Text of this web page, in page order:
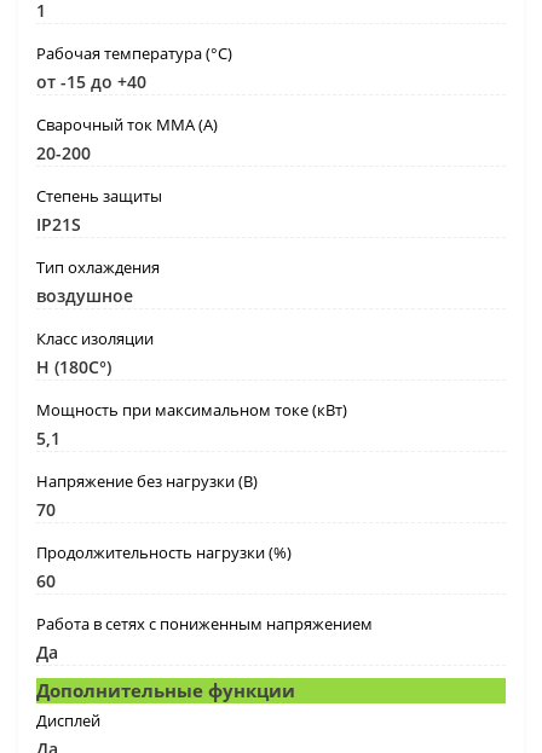
1
Рабочая температура (°C)
от -15 до +40
Сварочный ток MMA (А)
20-200
Степень защиты
IP21S
Тип охлаждения
воздушное
Класс изоляции
H (180C°)
Мощность при максимальном токе (кВт)
5,1
Напряжение без нагрузки (В)
70
Продолжительность нагрузки (%)
60
Работа в сетях с пониженным напряжением
Да
Дополнительные функции
Дисплей